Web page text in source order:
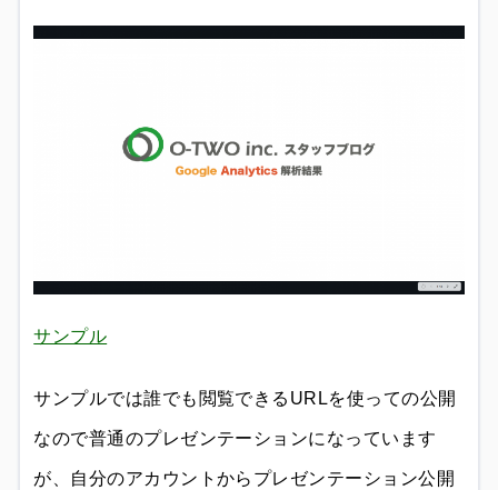
サンプル
サンプルでは誰でも閲覧できるURLを使っての公開
なので普通のプレゼンテーションになっています
が、自分のアカウントからプレゼンテーション公開